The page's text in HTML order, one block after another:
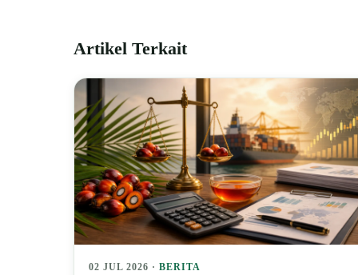
Artikel Terkait
02 JUL 2026 · BERITA